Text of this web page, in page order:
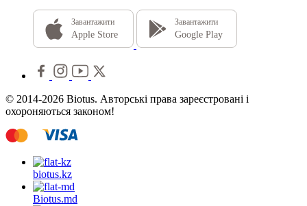
Завантажити
Apple Store
Завантажити
Google Play
© 2014-2026 Biotus. Авторські права зареєстровані і
охороняються законом!
biotus.kz
Biotus.md